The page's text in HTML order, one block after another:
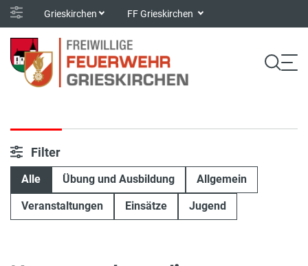
Grieskirchen FF Grieskirchen
Filter
Alle Übung und Ausbildung Allgemein
Veranstaltungen Einsätze Jugend